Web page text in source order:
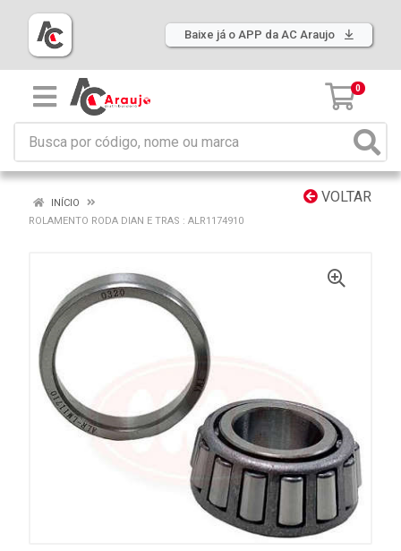
Baixe já o APP da AC Araujo
0
VOLTAR
INÍCIO
ROLAMENTO RODA DIAN E TRAS : ALR1174910